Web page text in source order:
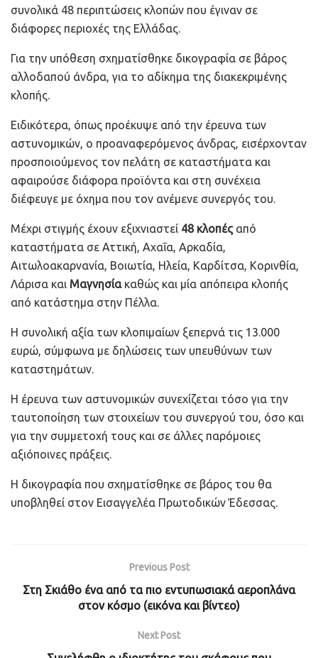
συνολικά 48 περιπτώσεις κλοπών που έγιναν σε
διάφορες περιοχές της Ελλάδας.
Για την υπόθεση σχηματίσθηκε δικογραφία σε βάρος
αλλοδαπού άνδρα, για το αδίκημα της διακεκριμένης
κλοπής.
Ειδικότερα, όπως προέκυψε από την έρευνα των
αστυνομικών, ο προαναφερόμενος άνδρας, εισέρχονταν
προσποιούμενος τον πελάτη σε καταστήματα και
αφαιρούσε διάφορα προϊόντα και στη συνέχεια
διέφευγε με όχημα που τον ανέμενε συνεργός του.
Μέχρι στιγμής έχουν εξιχνιαστεί 48 κλοπές από
καταστήματα σε Αττική, Αχαΐα, Αρκαδία,
Αιτωλοακαρνανία, Βοιωτία, Ηλεία, Καρδίτσα, Κορινθία,
Λάρισα και Μαγνησίακαθώς και μία απόπειρα κλοπής
από κατάστημα στην Πέλλα.
Η συνολική αξία των κλοπιμαίων ξεπερνά τις 13.000
ευρώ, σύμφωνα με δηλώσεις των υπευθύνων των
καταστημάτων.
Η έρευνα των αστυνομικών συνεχίζεται τόσο για την
ταυτοποίηση των στοιχείων του συνεργού του, όσο και
για την συμμετοχή τους και σε άλλες παρόμοιες
αξιόποινες πράξεις.
Η δικογραφία που σχηματίσθηκε σε βάρος του θα
υποβληθεί στον Εισαγγελέα Πρωτοδικών Έδεσσας.
Previous Post
Στη Σκιάθο ένα από τα πιο εντυπωσιακά αεροπλάνα
στον κόσμο (εικόνα και βίντεο)
Next Post